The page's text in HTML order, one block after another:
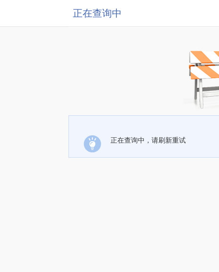
正在查询中
正在查询中，请刷新重试